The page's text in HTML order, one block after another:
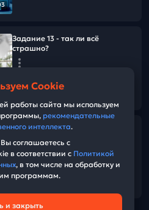
Задание 13 - так ли всё
страшно?
11 августа 2025 г., 13:00
Онтогенез животных и
Подготовка к ОГЭ-2026 по биологии
28 июля 2025 г., 13:00
Cookie
работы сайта мы используем
рекомендательные
интеллекта.
соглашаетесь с
в соответствии с Политикой
, в том числе на обработку и
программам.
и закрыть